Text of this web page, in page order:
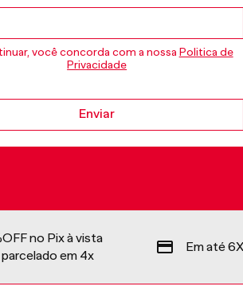
você concorda com a nossa Politica de
Privacidade
Enviar
no Pix à vista
em 4x
Em até